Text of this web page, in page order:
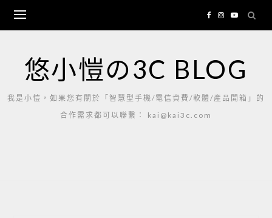
content
悠小愷の3C BLOG
我是小愷，如果您有關於「智慧型手機/電信資費/軟體/產品開箱」的
合作需求都可以聯繫： kai@kai3c.com